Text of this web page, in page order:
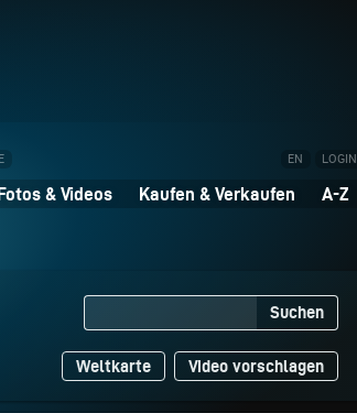
EN LOGIN
& Videos Kaufen & Verkaufen A-Z
Suchen
Weltkarte Video vorschlagen